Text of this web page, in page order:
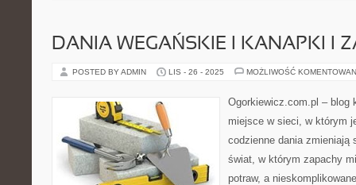
DANIA WEGAŃSKIE I KANAPKI I
POSTED BY ADMIN LIS - 26 - 2025 MOŻLIWOŚĆ
Ogorkiewicz.com.pl – blog
miejsce w sieci, w którym
codzienne dania zmieniają
świat, w którym zapachy
potraw, a